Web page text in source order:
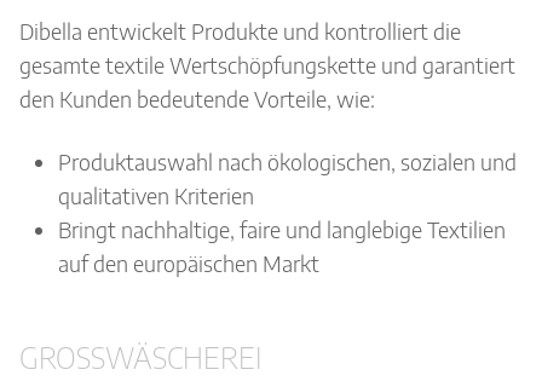
Dibella entwickelt Produkte und kontrolliert die
gesamte textile Wertschöpfungskette und garantiert
den Kunden bedeutende Vorteile, wie:
Produktauswahl nach ökologischen, sozialen und
qualitativen Kriterien
Bringt nachhaltige, faire und langlebige Textilien
auf den europäischen Markt
GROSSWÄSCHEREI